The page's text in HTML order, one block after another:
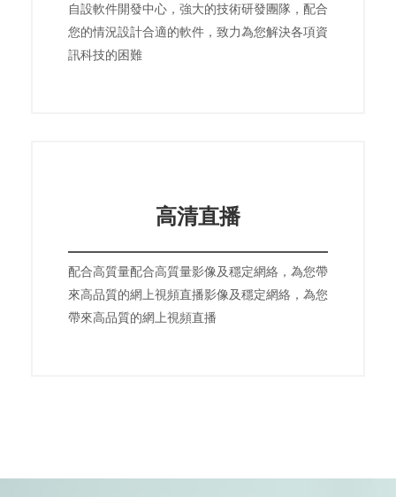
自設軟件開發中心，強大的技術研發團隊，配合
您的情況設計合適的軟件，致力為您解決各項資
訊科技的困難
高清直播
配合高質量配合高質量影像及穩定網絡，為您帶
來高品質的網上視頻直播影像及穩定網絡，為您
帶來高品質的網上視頻直播